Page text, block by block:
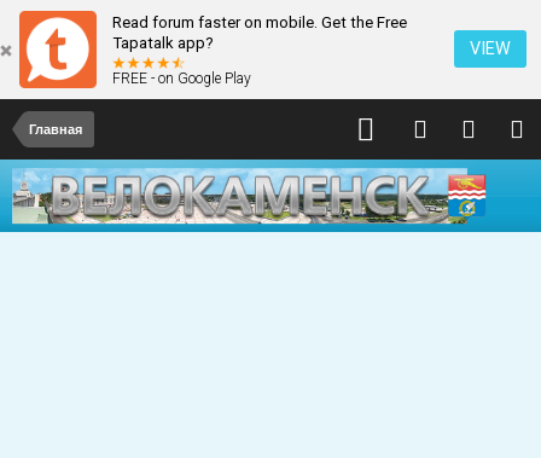
Read forum faster on mobile. Get the Free
Tapatalk app?
FREE - on Google Play
VIEW
Главная